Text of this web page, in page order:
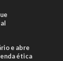
e abre
ética